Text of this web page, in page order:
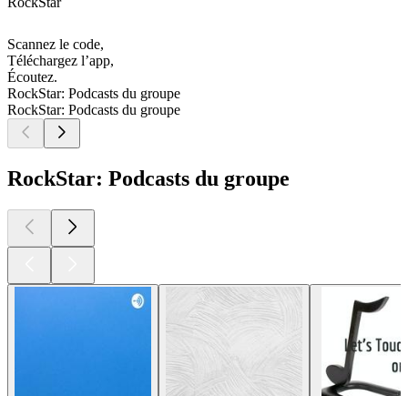
Scannez le code,
Téléchargez l’app,
Écoutez.
RockStar: Podcasts du groupe
RockStar: Podcasts du groupe
RockStar: Podcasts du groupe